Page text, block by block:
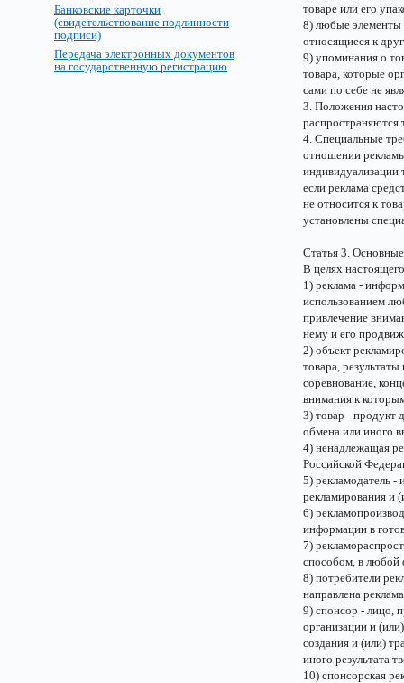
Банковские карточки
(свидетельствование подлинности
подписи)
Передача электронных документов
на государственную регистрацию
товаре или его
8) любые элементы
относящиеся к
9) упоминания о
товара, которые
сами по себе не
3. Положения
4. Специальные
отношении
индивидуализации
если реклама
не относится к
установлены
Статья 3.
В целях
1) реклама -
использованием
привлечение
нему и его
2) объект
товара,
соревнование,
внимания к
3) товар - продукт
обмена или иного
4) ненадлежащая
Российской
5) рекламодатель -
рекламирования и
6)
информации в
7)
способом, в любой
8) потребители
направлена
9) спонсор - лицо,
организации и
создания и (или)
иного результата
10) спонсорская